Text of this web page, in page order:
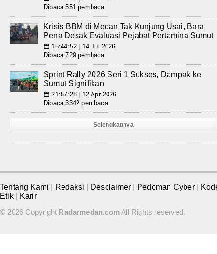
Dibaca:551 pembaca
Krisis BBM di Medan Tak Kunjung Usai, Bara
Pena Desak Evaluasi Pejabat Pertamina Sumut
📅 15:44:52 | 14 Jul 2026
Dibaca:729 pembaca
Sprint Rally 2026 Seri 1 Sukses, Dampak ke
Sumut Signifikan
📅 21:57:28 | 12 Apr 2026
Dibaca:3342 pembaca
Selengkapnya
Tentang Kami Redaksi Desclaimer Pedoman Cyber
Etik
Karir
© 2026 Copyright Radarmedan.comAll Rights reserved.